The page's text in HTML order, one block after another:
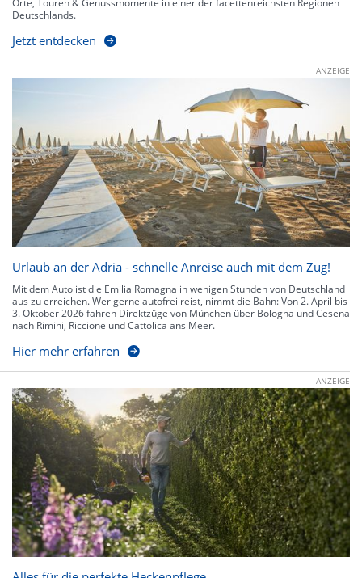
Orte, Touren & Genussmomente in einer der facettenreichsten Regionen
Deutschlands.
Jetzt entdecken
ANZEIGE
Urlaub an der Adria - schnelle Anreise auch mit dem Zug!
Mit dem Auto ist die Emilia Romagna in wenigen Stunden von Deutschland
aus zu erreichen. Wer gerne autofrei reist, nimmt die Bahn: Von 2. April bis
3. Oktober 2026 fahren Direktzüge von München über Bologna und Cesena
nach Rimini, Riccione und Cattolica ans Meer.
Hier mehr erfahren
ANZEIGE